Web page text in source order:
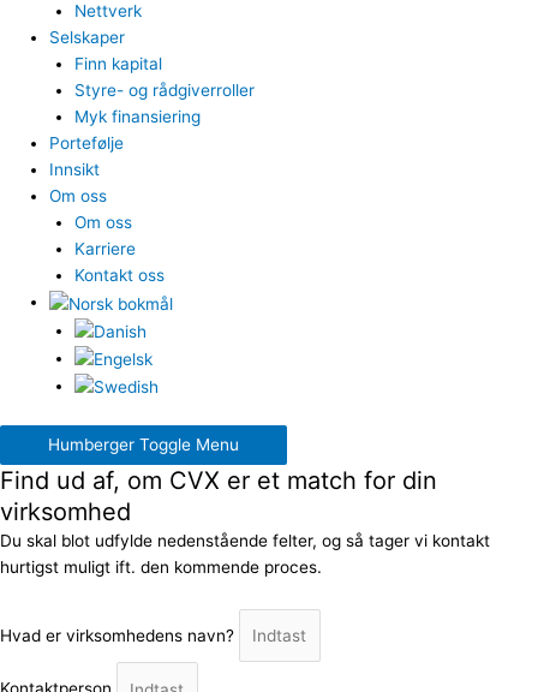
Nettverk
Selskaper
Finn kapital
Styre- og rådgiverroller
Myk finansiering
Portefølje
Innsikt
Om oss
Om oss
Karriere
Kontakt oss
Humberger Toggle Menu
Find ud af, om CVX er et match for din
virksomhed
Du skal blot udfylde nedenstående felter, og så tager vi kontakt
hurtigst muligt ift. den kommende proces.
Hvad er virksomhedens navn?